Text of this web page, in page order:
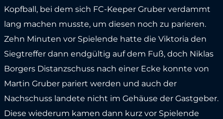
Kopfball, bei dem sich FC-Keeper Gruber verdammt
lang machen musste, um diesen noch zu parieren.
Zehn Minuten vor Spielende hatte die Viktoria den
Siegtreffer dann endgültig auf dem Fuß, doch Niklas
Borgers Distanzschuss nach einer Ecke konnte von
Martin Gruber pariert werden und auch der
Nachschuss landete nicht im Gehäuse der Gastgeber.
Diese wiederum kamen dann kurz vor Spielende